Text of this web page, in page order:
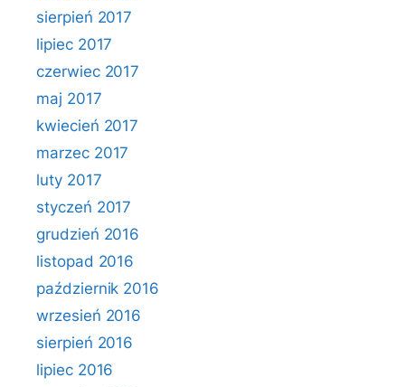
sierpień 2017
lipiec 2017
czerwiec 2017
maj 2017
kwiecień 2017
marzec 2017
luty 2017
styczeń 2017
grudzień 2016
listopad 2016
październik 2016
wrzesień 2016
sierpień 2016
lipiec 2016